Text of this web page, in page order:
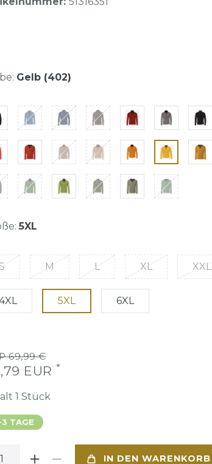
Gelb (402)
5XL
M L XL XXL
5XL 6XL
69,99 €
EUR *
1 Stück
TAGE
IN DEN WARENKORB